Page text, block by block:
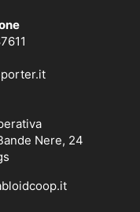
Nere, 24